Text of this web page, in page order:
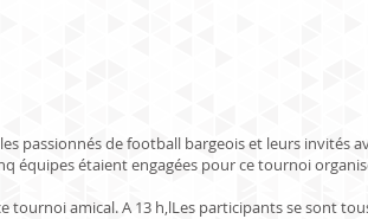
passionnés de football bargeois et leurs invités
équipes étaient engagées pour ce tournoi
tournoi amical. A 13 h,lLes participants se sont